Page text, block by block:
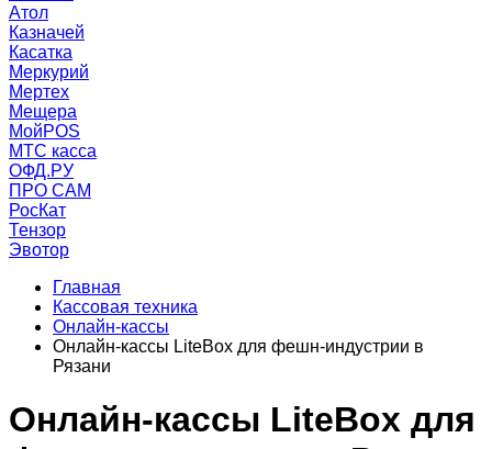
Атол
Казначей
Касатка
Меркурий
Мертех
Мещера
МойPOS
МТС касса
ОФД.РУ
ПРО САМ
РосКат
Тензор
Эвотор
Главная
Кассовая техника
Онлайн-кассы
Онлайн-кассы LiteBox для фешн-индустрии в
Рязани
Онлайн-кассы LiteBox для